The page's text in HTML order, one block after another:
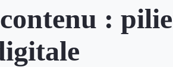
: